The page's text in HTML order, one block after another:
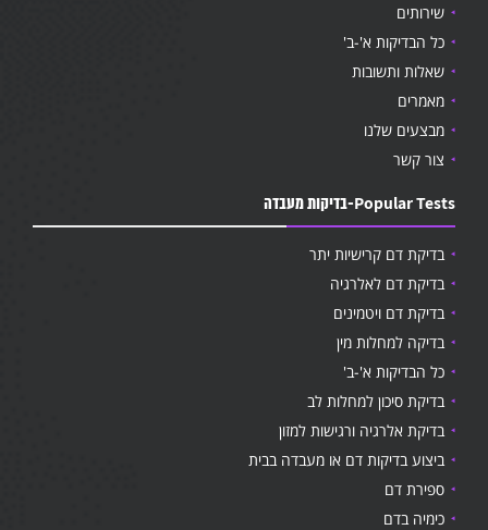
שירותים
כל הבדיקות א'-ב'
שאלות ותשובות
מאמרים
מבצעים שלנו
צור קשר
Popular Tests-בדיקות מעבדה
בדיקת דם קרישיות יתר
בדיקת דם לאלרגיה
בדיקת דם ויטמינים
בדיקה למחלות מין
כל הבדיקות א'-ב'
בדיקת סיכון למחלות לב
בדיקת אלרגיה ורגישות למזון
ביצוע בדיקות דם או מעבדה בבית
ספירת דם
כימיה בדם